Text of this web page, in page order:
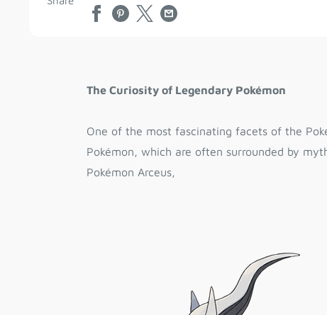
The Curiosity of Legendary Pokémon
One of the most fascinating facets of the
Pokémon, which are often surrounded by
Pokémon Arceus,